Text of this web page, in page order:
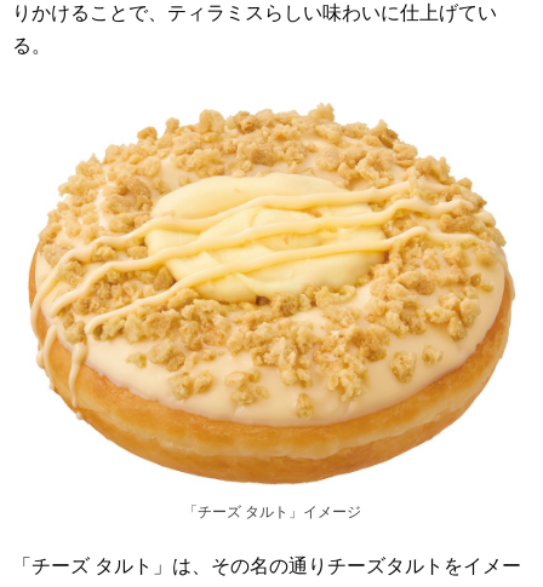
りかけることで、ティラミスらしい味わいに仕上げてい
る。
「チーズ タルト」イメージ
「チーズ タルト」は、その名の通りチーズタルトをイメー